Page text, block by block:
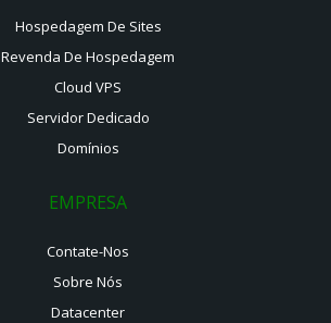
Hospedagem De Sites
Revenda De Hospedagem
Cloud VPS
Servidor Dedicado
Domínios
EMPRESA
Contate-Nos
Sobre Nós
Datacenter